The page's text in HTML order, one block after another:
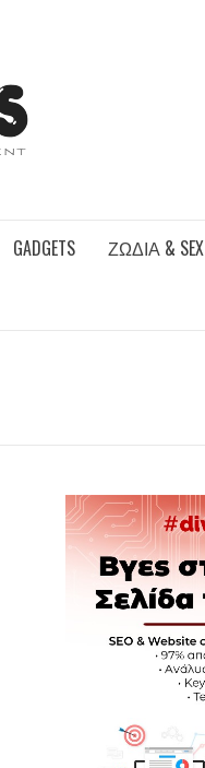
GADGETS ΖΏΔΙΑ & SEX